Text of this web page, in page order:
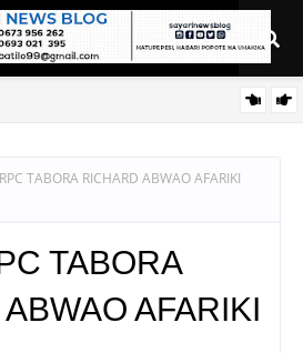
MAGAZETI YA LEO ALHAMISI
TABORA RICHARD ABWAO AFARIKI
TABORA
AFARIKI